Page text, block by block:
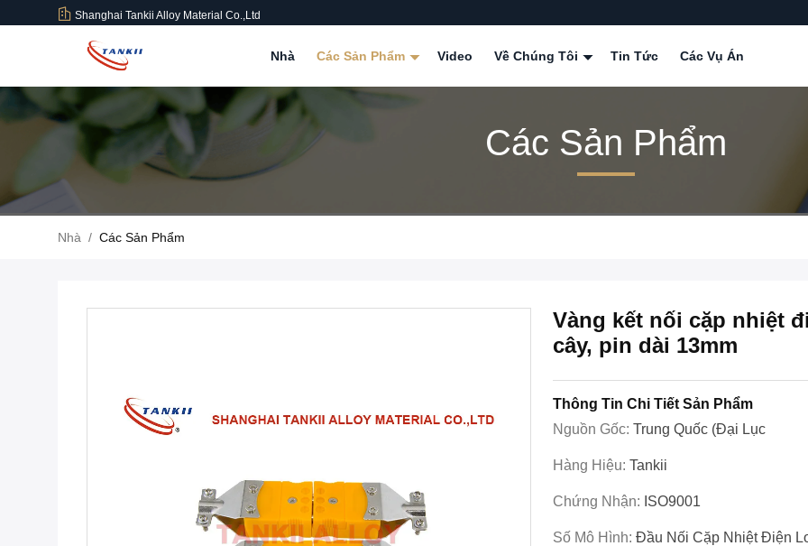
Shanghai Tankii Alloy Material Co.,Ltd
Nhà Các Sản Phẩm Video Về Chúng Tôi Tin Tức Các Vụ Án
Các Sản Phẩm
Nhà / Các Sản Phẩm
Vàng kết nối cặp nhiệt
cây, pin dài 13mm
Thông Tin Chi Tiết Sản Phẩm
Nguồn Gốc: Trung Quốc (đại Lục
Hàng Hiệu: Tankii
Chứng Nhận: ISO9001
Số Mô Hình: Đầu Nối Cặp Nhiệt Điện